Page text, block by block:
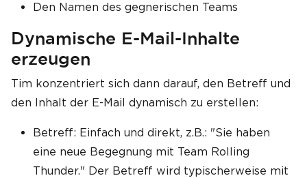
Den Namen des gegnerischen Teams
Dynamische E-Mail-Inhalte
erzeugen
Tim konzentriert sich dann darauf, den Betreff und
den Inhalt der E-Mail dynamisch zu erstellen:
Betreff: Einfach und direkt, z.B.: "Sie haben
eine neue Begegnung mit Team Rolling
Thunder." Der Betreff wird typischerweise mit